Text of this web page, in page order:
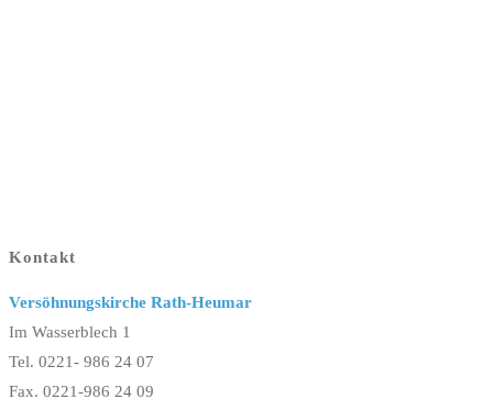
Kontakt
Versöhnungskirche Rath-Heumar
Im Wasserblech 1
Tel. 0221- 986 24 07
Fax. 0221-986 24 09